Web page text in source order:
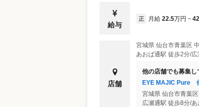
給与
正 月給 22.5万円 ~ 42
店舗
宮城県 仙台市青葉区
あおば通駅 徒歩2分/
他の店舗でも募集し
EYE MAJIC Pure
宮城県 仙台市青葉区
広瀬通駅 徒歩8分/